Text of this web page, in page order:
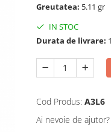
Greutatea: 5.11 gr
IN STOC
Durata de livrare:
Cod Produs: A3L6
Ai nevoie de ajutor?